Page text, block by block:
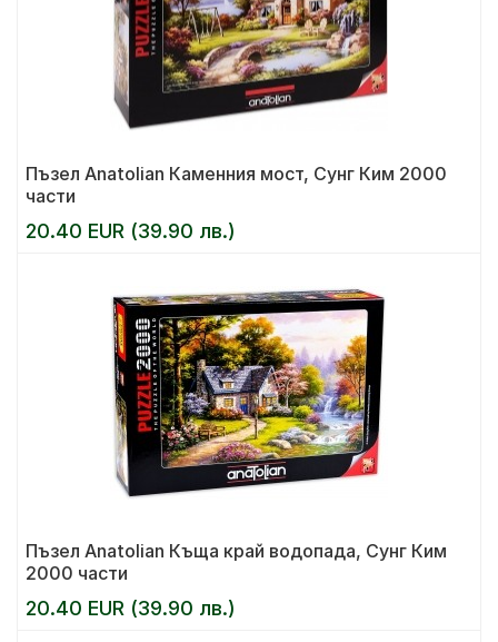
Пъзел Anatolian Каменния мост, Сунг Ким 2000
части
20.40 EUR (39.90 лв.)
Пъзел Anatolian Къща край водопада, Сунг Ким
2000 части
20.40 EUR (39.90 лв.)